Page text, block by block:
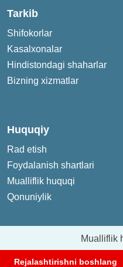
Tarkib
Shifokorlar
Kasalxonalar
Hindistondagi shaharlar
Bizning xizmatlar
Huquqiy
Rad etish
Foydalanish shartlari
Mualliflik huquqi
Qonuniylik
Mualliflik
Rejalashtirishni boshlang